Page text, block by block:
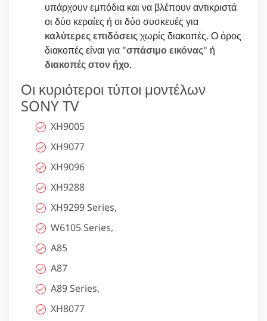
υπάρχουν εμπόδια και να βλέπουν αντικριστά
οι δύο κεραίες ή οι δύο συσκευές για
καλύτερες επιδόσειςχωρίς διακοπές. Ο όρος
διακοπές είναι για "σπάσιμο εικόνας" ή
διακοπές στον ήχο.
Οι κυριότεροι τύποι μοντέλων
SONY TV
XH9005
XH9077
XH9096
XH9288
XH9299 Series,
W6105 Series,
A85
A87
A89 Series,
XH8077